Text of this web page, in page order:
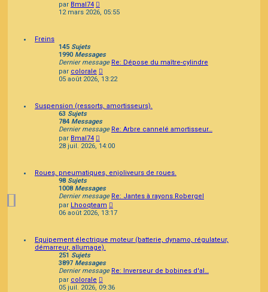
par Bmal74
le
dernier
12 mars 2026, 05:55
Freins
145 Sujets
1990Messages
Dernier message Re: Dépose du maître-cylindre
par colorale
le
05 août 2026, 13:22
Suspension (ressorts, amortisseurs).
63 Sujets
784 Messages
Dernier message Re: Arbre cannelé amortisseur…
par Bmal74
le
28 juil. 2026, 14:00
Roues, pneumatiques, enjoliveurs de roues.
98 Sujets
1008 Messages
Dernier message Re: Jantes à rayons Robergel
par Lhooqteam
le
06 août 2026, 13:17
Equipement électrique moteur (batterie, dynamo, régulateur,
démarreur, allumage).
251 Sujets
3897 Messages
Dernier message Re: Inverseur de bobines d'al…
par colorale
le
05 juil. 2026, 09:36